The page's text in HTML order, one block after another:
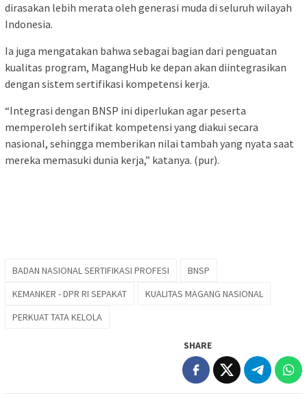
dirasakan lebih merata oleh generasi muda di seluruh wilayah
Indonesia.
Ia juga mengatakan bahwa sebagai bagian dari penguatan
kualitas program, MagangHub ke depan akan diintegrasikan
dengan sistem sertifikasi kompetensi kerja.
“Integrasi dengan BNSP ini diperlukan agar peserta
memperoleh sertifikat kompetensi yang diakui secara
nasional, sehingga memberikan nilai tambah yang nyata saat
mereka memasuki dunia kerja,” katanya. (pur).
BADAN NASIONAL SERTIFIKASI PROFESI
BNSP
KEMANKER - DPR RI SEPAKAT
KUALITAS MAGANG NASIONAL
PERKUAT TATA KELOLA
SHARE